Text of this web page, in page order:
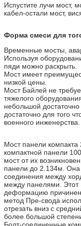
Испустите лучи мост,
кабел-остали мост,
Форма смеси для
Временные мосты,
Используя
пяди можно раскрыть.
Мост имеет
низкой цены.
Мост Байлей не
тяжелого
небольшой
достаточно для того
военного инженерства.
Мост панели
компактной панели 100
мост от их
панели до 2.134м. Она
соединения между
между панелями. Этот
деформацию
метод Пре-свода
отрезать вниз с
более большой